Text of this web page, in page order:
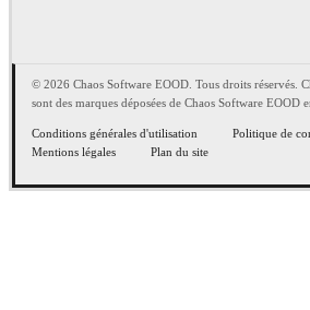
© 2026 Chaos Software EOOD. Tous droits réservés.
sont des marques déposées de Chaos Software EOOD
Conditions générales d'utilisation
Politique de
Mentions légales
Plan du site